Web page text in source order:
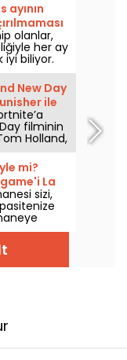
olanlar,
her ay
biliyor.
ücretsiz?
New Day
ile
filminin
Holland,
Punisher
mi?
La
sizi,
bir